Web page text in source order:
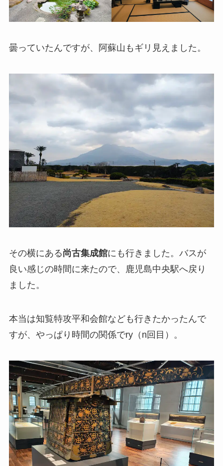
曇っていたんですが、阿蘇山もギリ見えました。
その横にある尚古集成館にも行きました。バスが
良い感じの時間に来たので、鹿児島中央駅へ戻り
ました。
本当は知覧特攻平和会館なども行きたかったんで
すが、やっぱり時間の関係でry（n回目）。